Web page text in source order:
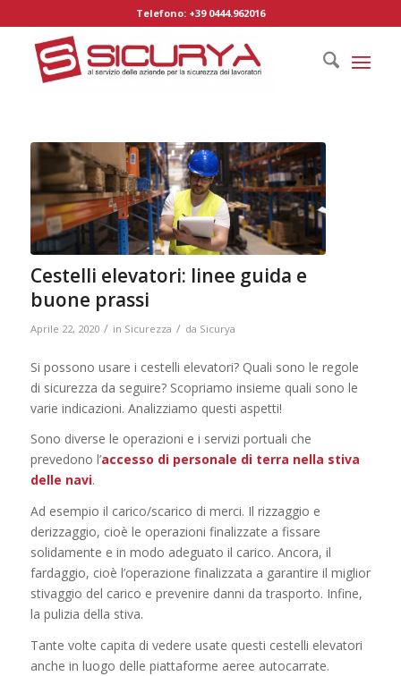
Telefono: +39 0444.962016
Cestelli elevatori: linee guida e
buone prassi
Aprile 22, 2020 / in Sicurezza / da Sicurya
Si possono usare i cestelli elevatori? Quali sono le regole
di sicurezza da seguire? Scopriamo insieme quali sono le
varie indicazioni. Analizziamo questi aspetti!
Sono diverse le operazioni e i servizi portuali che
prevedono l’accesso di personale di terra nella stiva
delle navi.
Ad esempio il carico/scarico di merci. Il rizzaggio e
derizzaggio, cioè le operazioni finalizzate a fissare
solidamente e in modo adeguato il carico. Ancora, il
fardaggio, cioè l’operazione finalizzata a garantire il miglior
stivaggio del carico e prevenire danni da trasporto. Infine,
la pulizia della stiva.
Tante volte capita di vedere usate questi cestelli elevatori
anche in luogo delle piattaforme aeree autocarrate.